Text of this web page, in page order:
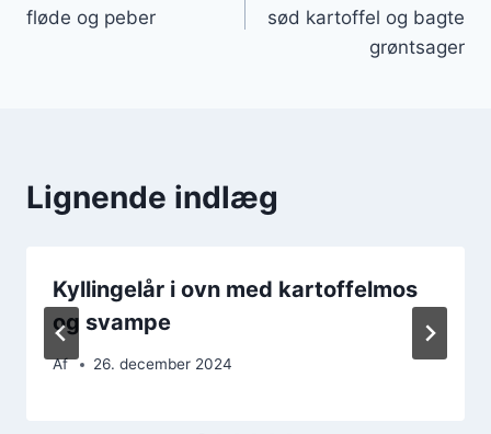
fløde og peber
sød kartoffel og bagte
grøntsager
Lignende indlæg
Kyllingelår i ovn med kartoffelmos
og svampe
Af 26. december 2024